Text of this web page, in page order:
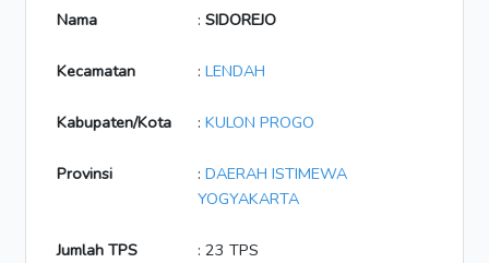
Nama : SIDOREJO
Kecamatan : LENDAH
Kabupaten/Kota : KULON PROGO
Provinsi : DAERAH ISTIMEWA
YOGYAKARTA
Jumlah TPS : 23 TPS